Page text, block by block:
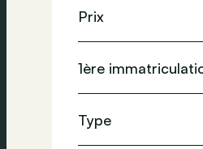
Prix
1ère
Type